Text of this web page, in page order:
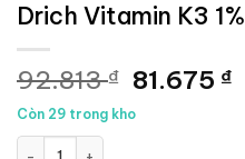
Drich Vitamin K3
92.813₫ Giá
gốc
là:
81.675 ₫
Còn 29 trong kho
Drich Vitamin K3 1% 10ml -